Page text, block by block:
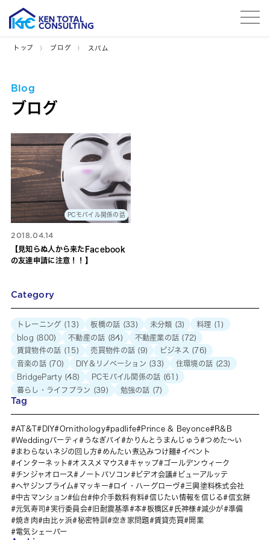
トップ ブログ スパム
Blog
ブログ
PCモバイル関係の話
2018.04.14
【見知らぬ人から来たFacebook
の友達申請に注意！！】
Category
トレーニング (13) 板橋の話 (33) 未分類 (3) 料理 (1)
blog (800) 不動産の話 (84) 不動産業の話 (72)
賃貸物件の話 (15) 売買物件の話 (9) ビジネス (76)
音楽の話(70) DIY＆リノベーション (33) 住環境の話 (23)
BridgeParty(48) PCモバイル関係の話 (61)
暮らし・ライフプラン (39) 勉強の話 (7)
Tag
AT&T DIY Ornithology padlife Prince & Beyonce
R&B
Weddingパーティ
うなぎパイ かりんとうまんじゅう
つめた～い
まわらないネジの回し方
めんたい煮込みつけ麺
イベント
インターネット
オススメマウス キャップ
ゴールデンウィーク
チンジャオロース
ノートパソコン ビデオ会議
ビューアルッテ
ヘヤジンプライム
マッキー ロイ・ハーグローヴ
三興塗料株式会社
中古マンション
仙台 仲介手数料有料 信じたい情報を信じる
信玄餅
元気寿司
実行委員会 旧耐震基準 本 板橋区 氏神様 減少が
準備
焼き肉
由比ヶ浜 秘密特訓 空き家問題 賃貸売買
開業
電気シェーバー